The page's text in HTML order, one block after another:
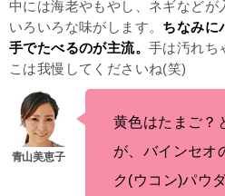
中には海老やもやし、ネギなどが
いろいろな味がします。 ちなみに
手でたべるのが主流。 手は汚れち
こは我慢してくださいね(笑)
黄色はたまご？
が、バインセオ
ク(ウコン)パウ